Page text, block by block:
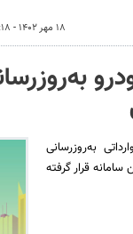
۱۸ مهر ۱۴۰۲ - ۱۱:۱۸
به‌روزرسانی
قرار گرفته